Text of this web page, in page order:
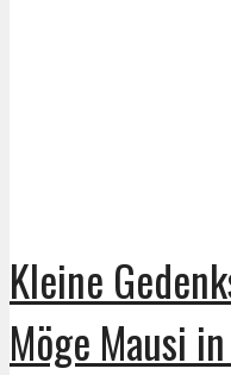
Kleine
Möge Mausi